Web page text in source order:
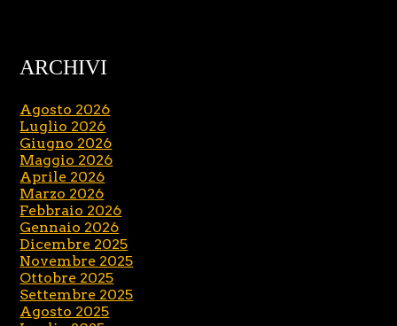
ARCHIVI
Agosto 2026
Luglio 2026
Giugno 2026
Maggio 2026
Aprile 2026
Marzo 2026
Febbraio 2026
Gennaio 2026
Dicembre 2025
Novembre 2025
Ottobre 2025
Settembre 2025
Agosto 2025